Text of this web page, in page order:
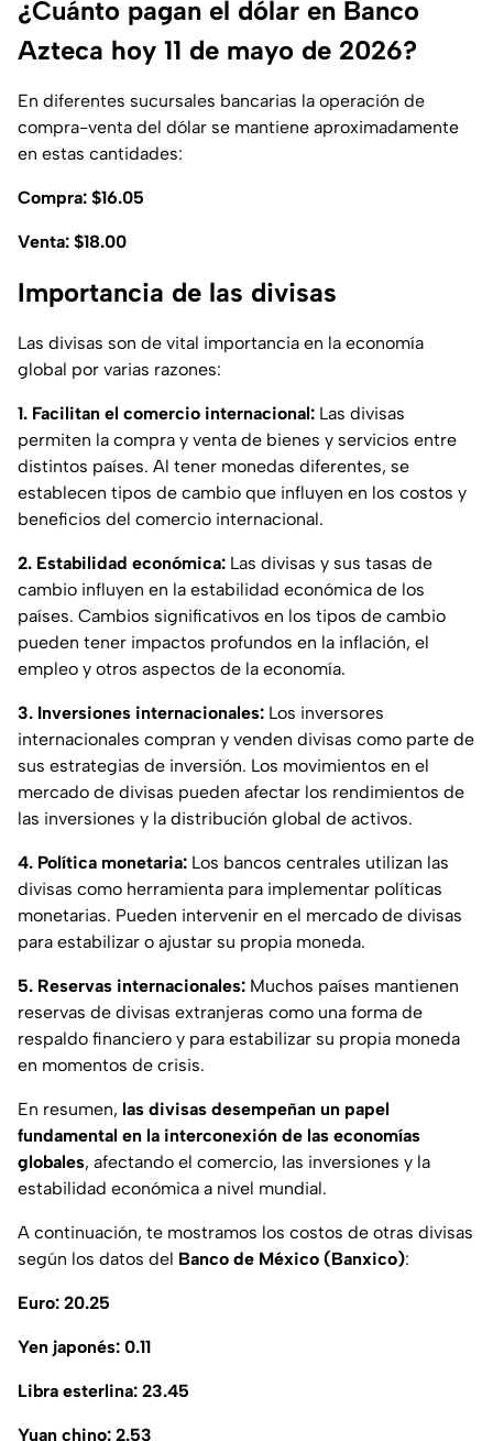
¿Cuánto pagan el dólar en Banco
Azteca hoy 11 de mayo de 2026?
En diferentes sucursales bancarias la operación de
compra-venta del dólar se mantiene aproximadamente
en estas cantidades:
Compra: $16.05
Venta: $18.00
Importancia de las divisas
Las divisas son de vital importancia en la economía
global por varias razones:
1. Facilitan el comercio internacional: Las divisas
permiten la compra y venta de bienes y servicios entre
distintos países. Al tener monedas diferentes, se
establecen tipos de cambio que influyen en los costos y
beneficios del comercio internacional.
2. Estabilidad económica: Las divisas y sus tasas de
cambio influyen en la estabilidad económica de los
países. Cambios significativos en los tipos de cambio
pueden tener impactos profundos en la inflación, el
empleo y otros aspectos de la economía.
3. Inversiones internacionales: Los inversores
internacionales compran y venden divisas como parte de
sus estrategias de inversión. Los movimientos en el
mercado de divisas pueden afectar los rendimientos de
las inversiones y la distribución global de activos.
4. Política monetaria: Los bancos centrales utilizan las
divisas como herramienta para implementar políticas
monetarias. Pueden intervenir en el mercado de divisas
para estabilizar o ajustar su propia moneda.
5. Reservas internacionales: Muchos países mantienen
reservas de divisas extranjeras como una forma de
respaldo financiero y para estabilizar su propia moneda
en momentos de crisis.
En resumen, las divisas desempeñan un papel
fundamental en la interconexión de las economías
globales, afectando el comercio, las inversiones y la
estabilidad económica a nivel mundial.
A continuación, te mostramos los costos de otras divisas
según los datos del Banco de México (Banxico):
Euro: 20.25
Yen japonés: 0.11
Libra esterlina: 23.45
Yuan chino: 2.53